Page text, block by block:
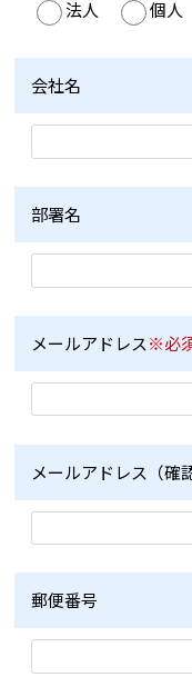
法人 個人
会社名
部署名
メールアドレス※必
メールアドレス（確
郵便番号